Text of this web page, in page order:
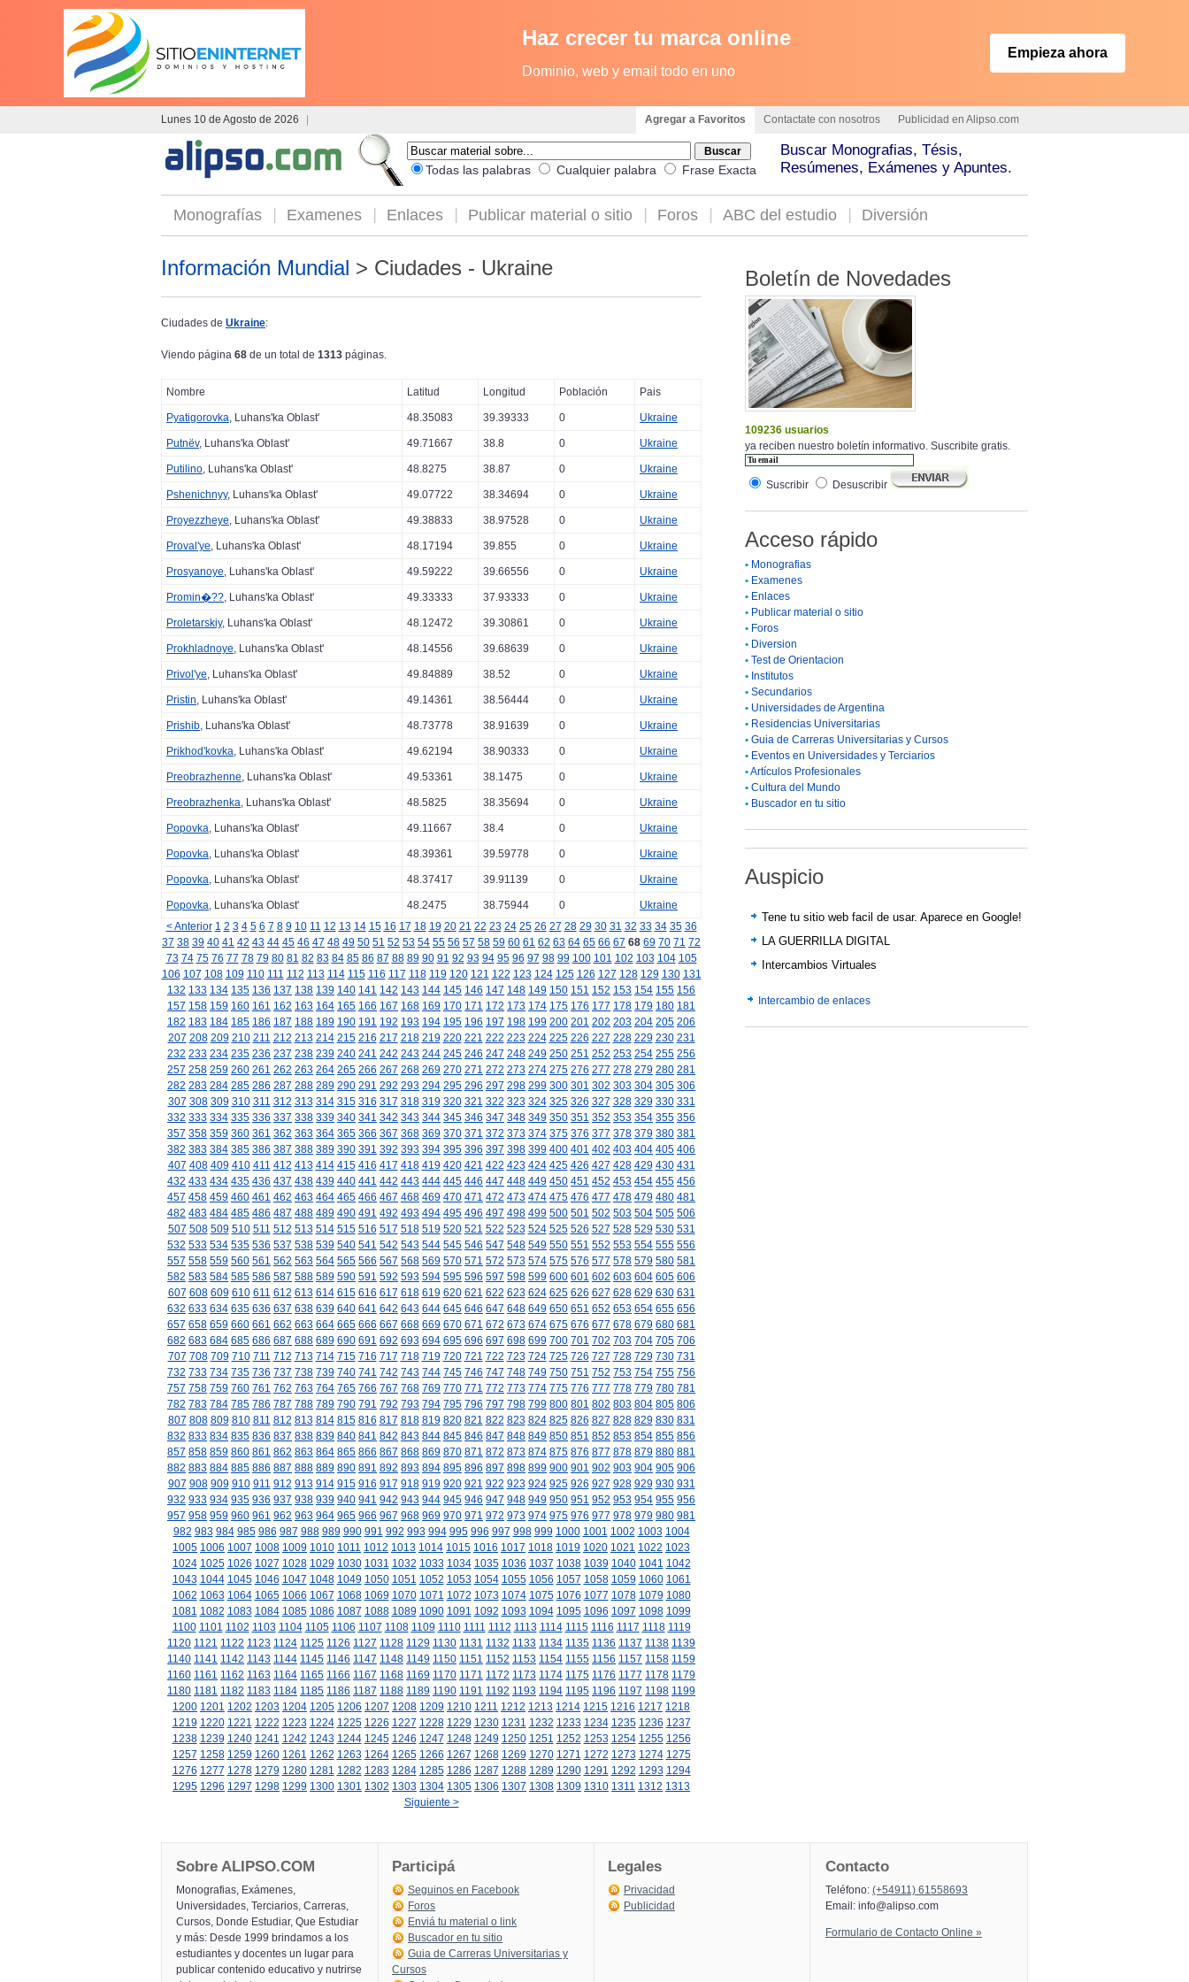
Haz crecer tu marca online
Dominio, web y email todo en uno
Empieza ahora
Lunes 10 de Agosto de 2026 Agregar a Favoritos Contactate con nosotros Publicidad en Alipso.com
Todas las palabras Cualquier palabra Frase Exacta
Buscar Monografias, Tésis,
Resúmenes, Exámenes y Apuntes.
Monografías Examenes Enlaces Publicar material o sitio Foros ABC del estudio Diversión
Información Mundial > Ciudades - Ukraine
Ciudades de Ukraine:
Viendo página 68 de un total de 1313 páginas.
Nombre Latitud Longitud Población Pais
Pyatigorovka, Luhans'ka Oblast' 48.35083 39.39333 0 Ukraine
Putnëv, Luhans'ka Oblast' 49.71667 38.8 0 Ukraine
Putilino, Luhans'ka Oblast' 48.8275 38.87 0 Ukraine
Pshenichnyy, Luhans'ka Oblast' 49.07722 38.34694 0 Ukraine
Proyezzheye, Luhans'ka Oblast' 49.38833 38.97528 0 Ukraine
Proval'ye, Luhans'ka Oblast' 48.17194 39.855 0 Ukraine
Prosyanoye, Luhans'ka Oblast' 49.59222 39.66556 0 Ukraine
Promin�??, Luhans'ka Oblast' 49.33333 37.93333 0 Ukraine
Proletarskiy, Luhans'ka Oblast' 48.12472 39.30861 0 Ukraine
Prokhladnoye, Luhans'ka Oblast' 48.14556 39.68639 0 Ukraine
Privol'ye, Luhans'ka Oblast' 49.84889 38.52 0 Ukraine
Pristin, Luhans'ka Oblast' 49.14361 38.56444 0 Ukraine
Prishib, Luhans'ka Oblast' 48.73778 38.91639 0 Ukraine
Prikhod'kovka, Luhans'ka Oblast' 49.62194 38.90333 0 Ukraine
Preobrazhenne, Luhans'ka Oblast' 49.53361 38.1475 0 Ukraine
Preobrazhenka, Luhans'ka Oblast' 48.5825 38.35694 0 Ukraine
Popovka, Luhans'ka Oblast' 49.11667 38.4 0 Ukraine
Popovka, Luhans'ka Oblast' 48.39361 39.59778 0 Ukraine
Popovka, Luhans'ka Oblast' 48.37417 39.91139 0 Ukraine
Popovka, Luhans'ka Oblast' 48.2475 38.75944 0
Ukraine
< Anterior 1 2 3 4 5 6 7 8 9 10 11 12 13 14 15 16 17 18 19 20 21 22 23 24 25 26 27 28 29 30 31 32 33 34 35 36
37 38 39 40 41 42 43 44 45 46 47 48 49 50 51 52 53 54 55 56 57 58 59 60 61 62 63 64 65 66 67 68 69 70 71 72
73 74 75 76 77 78 79 80 81 82 83 84 85 86 87 88 89 90 91 92 93 94 95 96 97 98 99 100 101 102 103 104 105
106 107 108 109 110 111 112 113 114 115 116 117 118 119 120 121 122 123 124 125 126 127 128 129 130 131
132 133 134 135 136 137 138 139 140 141 142 143 144 145 146 147 148 149 150 151 152 153 154 155 156
157 158 159 160 161 162 163 164 165 166 167 168 169 170 171 172 173 174 175 176 177 178 179 180 181
182 183 184 185 186 187 188 189 190 191 192 193 194 195 196 197 198 199 200 201 202 203 204 205 206
207 208 209 210 211 212 213 214 215 216 217 218 219 220 221 222 223 224 225 226 227 228 229 230 231
232 233 234 235 236 237 238 239 240 241 242 243 244 245 246 247 248 249 250 251 252 253 254 255 256
257 258 259 260 261 262 263 264 265 266 267 268 269 270 271 272 273 274 275 276 277 278 279 280 281
282 283 284 285 286 287 288 289 290 291 292 293 294 295 296 297 298 299 300 301 302 303 304 305 306
307 308 309 310 311 312 313 314 315 316 317 318 319 320 321 322 323 324 325 326 327 328 329 330 331
332 333 334 335 336 337 338 339 340 341 342 343 344 345 346 347 348 349 350 351 352 353 354 355 356
357 358 359 360 361 362 363 364 365 366 367 368 369 370 371 372 373 374 375 376 377 378 379 380 381
382 383 384 385 386 387 388 389 390 391 392 393 394 395 396 397 398 399 400 401 402 403 404 405 406
407 408 409 410 411 412 413 414 415 416 417 418 419 420 421 422 423 424 425 426 427 428 429 430 431
432 433 434 435 436 437 438 439 440 441 442 443 444 445 446 447 448 449 450 451 452 453 454 455 456
457 458 459 460 461 462 463 464 465 466 467 468 469 470 471 472 473 474 475 476 477 478 479 480 481
482 483 484 485 486 487 488 489 490 491 492 493 494 495 496 497 498 499 500 501 502 503 504 505 506
507 508 509 510 511 512 513 514 515 516 517 518 519 520 521 522 523 524 525 526 527 528 529 530 531
532 533 534 535 536 537 538 539 540 541 542 543 544 545 546 547 548 549 550 551 552 553 554 555 556
557 558 559 560 561 562 563 564 565 566 567 568 569 570 571 572 573 574 575 576 577 578 579 580 581
582 583 584 585 586 587 588 589 590 591 592 593 594 595 596 597 598 599 600 601 602 603 604 605 606
607 608 609 610 611 612 613 614 615 616 617 618 619 620 621 622 623 624 625 626 627 628 629 630 631
632 633 634 635 636 637 638 639 640 641 642 643 644 645 646 647 648 649 650 651 652 653 654 655 656
657 658 659 660 661 662 663 664 665 666 667 668 669 670 671 672 673 674 675 676 677 678 679 680 681
682 683 684 685 686 687 688 689 690 691 692 693 694 695 696 697 698 699 700 701 702 703 704 705 706
707 708 709 710 711 712 713 714 715 716 717 718 719 720 721 722 723 724 725 726 727 728 729 730 731
732 733 734 735 736 737 738 739 740 741 742 743 744 745 746 747 748 749 750 751 752 753 754 755 756
757 758 759 760 761 762 763 764 765 766 767 768 769 770 771 772 773 774 775 776 777 778 779 780 781
782 783 784 785 786 787 788 789 790 791 792 793 794 795 796 797 798 799 800 801 802 803 804 805 806
807 808 809 810 811 812 813 814 815 816 817 818 819 820 821 822 823 824 825 826 827 828 829 830 831
832 833 834 835 836 837 838 839 840 841 842 843 844 845 846 847 848 849 850 851 852 853 854 855 856
857 858 859 860 861 862 863 864 865 866 867 868 869 870 871 872 873 874 875 876 877 878 879 880 881
882 883 884 885 886 887 888 889 890 891 892 893 894 895 896 897 898 899 900 901 902 903 904 905 906
907 908 909 910 911 912 913 914 915 916 917 918 919 920 921 922 923 924 925 926 927 928 929 930 931
932 933 934 935 936 937 938 939 940 941 942 943 944 945 946 947 948 949 950 951 952 953 954 955 956
957 958 959 960 961 962 963 964 965 966 967 968 969 970 971 972 973 974 975 976 977 978 979 980 981
982 983 984 985 986 987 988 989 990 991 992 993 994 995 996 997 998 999 1000 1001 1002 1003 1004
1005 1006 1007 1008 1009 1010 1011 1012 1013 1014 1015 1016 1017 1018 1019 1020 1021 1022 1023
1024 1025 1026 1027 1028 1029 1030 1031 1032 1033 1034 1035 1036 1037 1038 1039 1040 1041 1042
1043 1044 1045 1046 1047 1048 1049 1050 1051 1052 1053 1054 1055 1056 1057 1058 1059 1060 1061
1062 1063 1064 1065 1066 1067 1068 1069 1070 1071 1072 1073 1074 1075 1076 1077 1078 1079 1080
1081 1082 1083 1084 1085 1086 1087 1088 1089 1090 1091 1092 1093 1094 1095 1096 1097 1098 1099
1100 1101 1102 1103 1104 1105 1106 1107 1108 1109 1110 1111 1112 1113 1114 1115 1116 1117 1118 1119
1120 1121 1122 1123 1124 1125 1126 1127 1128 1129 1130 1131 1132 1133 1134 1135 1136 1137 1138 1139
1140 1141 1142 1143 1144 1145 1146 1147 1148 1149 1150 1151 1152 1153 1154 1155 1156 1157 1158 1159
1160 1161 1162 1163 1164 1165 1166 1167 1168 1169 1170 1171 1172 1173 1174 1175 1176 1177 1178 1179
1180 1181 1182 1183 1184 1185 1186 1187 1188 1189 1190 1191 1192 1193 1194 1195 1196 1197 1198 1199
1200 1201 1202 1203 1204 1205 1206 1207 1208 1209 1210 1211 1212 1213 1214 1215 1216 1217 1218
1219 1220 1221 1222 1223 1224 1225 1226 1227 1228 1229 1230 1231 1232 1233 1234 1235 1236 1237
1238 1239 1240 1241 1242 1243 1244 1245 1246 1247 1248 1249 1250 1251 1252 1253 1254 1255 1256
1257 1258 1259 1260 1261 1262 1263 1264 1265 1266 1267 1268 1269 1270 1271 1272 1273 1274 1275
1276 1277 1278 1279 1280 1281 1282 1283 1284 1285 1286 1287 1288 1289 1290 1291 1292 1293 1294
1295 1296 1297 1298 1299 1300 1301 1302 1303 1304 1305 1306 1307 1308 1309 1310 1311 1312 1313
Siguiente >
Boletín de Novedades
109236 usuarios
ya reciben nuestro boletín informativo. Suscribite gratis.
Suscribir Desuscribir
Acceso rápido
• Monografias
• Examenes
• Enlaces
• Publicar material o sitio
• Foros
• Diversion
• Test de Orientacion
• Institutos
• Secundarios
• Universidades de Argentina
• Residencias Universitarias
• Guia de Carreras Universitarias y Cursos
• Eventos en Universidades y Terciarios
•Artículos Profesionales
• Cultura del Mundo
• Buscador en tu sitio
Auspicio
Tene tu sitio web facil de usar. Aparece en Google!
LA GUERRILLA DIGITAL
Intercambios Virtuales
Intercambio de enlaces
Sobre ALIPSO.COM
Monografias, Exámenes,
Universidades, Terciarios, Carreras,
Cursos, Donde Estudiar, Que Estudiar
y más: Desde 1999 brindamos a los
estudiantes y docentes un lugar para
publicar contenido educativo y nutrirse
Participá
Seguinos en Facebook
Foros
Enviá tu material o link
Buscador en tu sitio
Guia de Carreras Universitarias y
Cursos
Legales
Privacidad
Publicidad
Contacto
Teléfono: (+54911) 61558693
Email: info@alipso.com
Formulario de Contacto Online »